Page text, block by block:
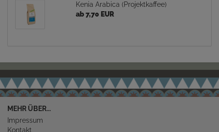
Kenia Arabica (Projektkaffee)
ab 7,70 EUR
MEHR ÜBER...
Impressum
Kontakt